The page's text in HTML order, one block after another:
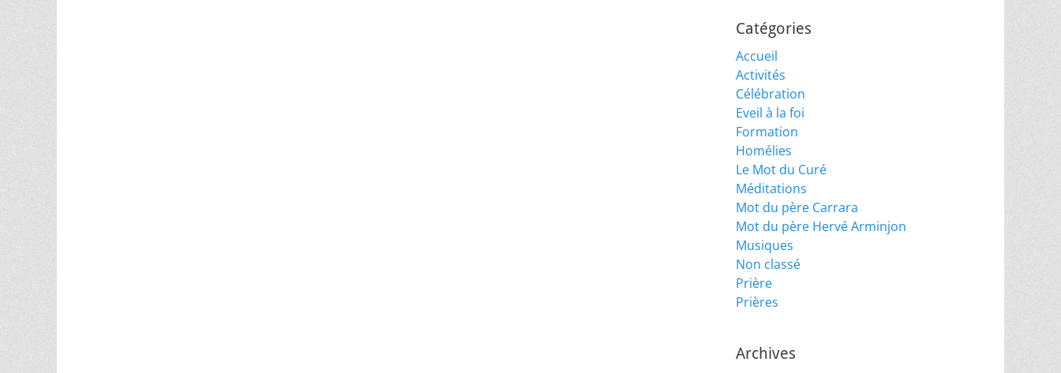
Catégories
Accueil
Activités
Célébration
Eveil à la foi
Formation
Homélies
Le Mot du Curé
Méditations
Mot du père Carrara
Mot du père Hervé Arminjon
Musiques
Non classé
Prière
Prières
Archives